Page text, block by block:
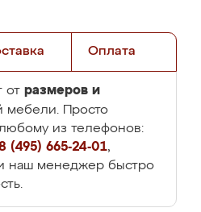
Оплата
от размеров и
мебели. Просто
из телефонов:
(495) 665-24-01,
наш менеджер быстро